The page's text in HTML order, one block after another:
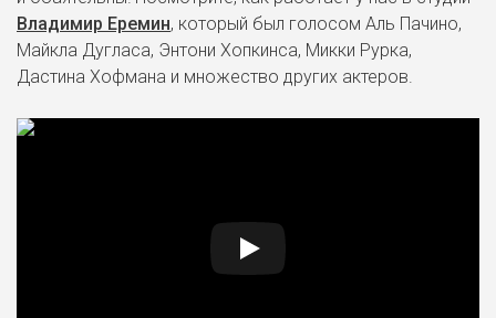
Владимир Еремин, который был голосом Аль Пачино,
Майкла Дугласа, Энтони Хопкинса, Микки Рурка,
Дастина Хофмана и множество других актеров.